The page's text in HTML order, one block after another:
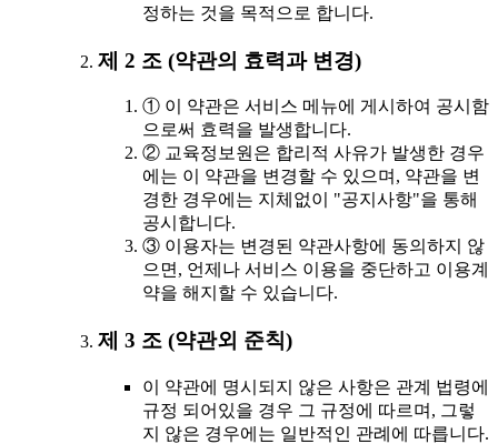
정하는 것을 목적으로 합니다.
제 2 조 (약관의 효력과 변경)
① 이 약관은 서비스 메뉴에 게시하여 공시함
으로써 효력을 발생합니다.
② 교육정보원은 합리적 사유가 발생한 경우
에는 이 약관을 변경할 수 있으며, 약관을 변
경한 경우에는 지체없이 "공지사항"을 통해
공시합니다.
③ 이용자는 변경된 약관사항에 동의하지 않
으면, 언제나 서비스 이용을 중단하고 이용계
약을 해지할 수 있습니다.
제 3 조 (약관외 준칙)
이 약관에 명시되지 않은 사항은 관계 법령에
규정 되어있을 경우 그 규정에 따르며, 그렇
지 않은 경우에는 일반적인 관례에 따릅니다.